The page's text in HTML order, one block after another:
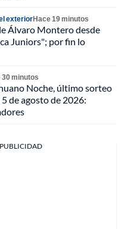
exteriorHace 19 minutos
Álvaro Montero desde
Juniors"; por fin lo
30 minutos
Noche, último sorteo
de agosto de 2026:
PUBLICIDAD